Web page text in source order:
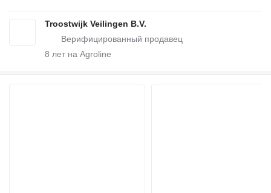
Troostwijk Veilingen B.V.
8 лет на Agroline